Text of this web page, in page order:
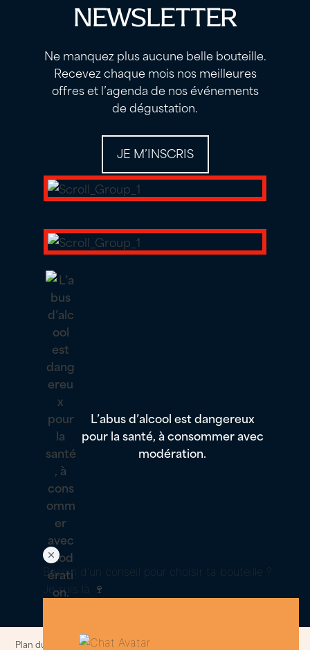
NEWSLETTER
Ne manquez plus aucune belle bouteille.
Recevez chaque mois nos meilleures
offres et l’agenda de nos événements
de dégustation.
JE M’INSCRIS
L’abus d’alcool est dangereux
pour la santé, à consommer avec
modération.
Plan du site Politique de confidentialités et cookies
Besoin d'un conseil pour choisir ta bouteille ?
Je suis là 🍷